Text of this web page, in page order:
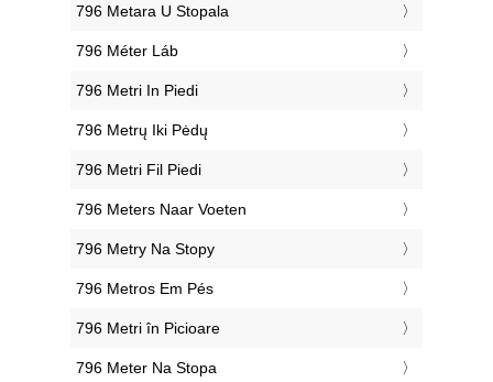
‎796 Metara U Stopala
‎796 Méter Láb
‎796 Metri In Piedi
‎796 Metrų Iki Pėdų
‎796 Metri Fil Piedi
‎796 Meters Naar Voeten
‎796 Metry Na Stopy
‎796 Metros Em Pés
‎796 Metri în Picioare
‎796 Meter Na Stopa